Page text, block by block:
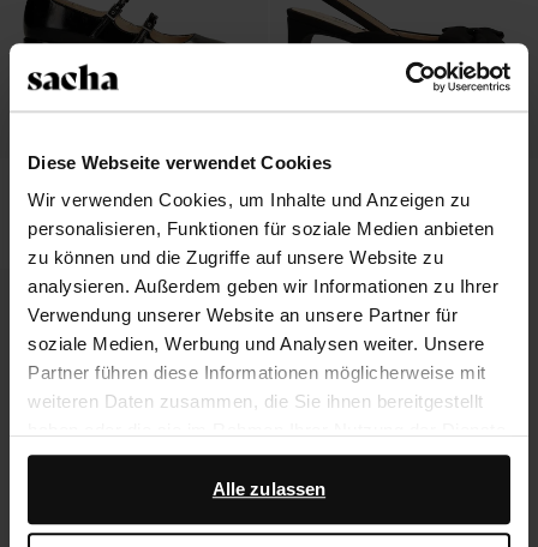
Diese Webseite verwendet Cookies
Wir verwenden Cookies, um Inhalte und Anzeigen zu
personalisieren, Funktionen für soziale Medien anbieten
zu können und die Zugriffe auf unsere Website zu
analysieren. Außerdem geben wir Informationen zu Ihrer
Verwendung unserer Website an unsere Partner für
soziale Medien, Werbung und Analysen weiter. Unsere
Partner führen diese Informationen möglicherweise mit
weiteren Daten zusammen, die Sie ihnen bereitgestellt
gesammelt haben.
Darüber hinaus arbeiten wir mit Google zu Werbe- und
Alle zulassen
Schwarze Mary Jane's aus Lack
83.00
33.20
Schwarze Slingbackpumps mit
Schleife
83.00
33.20
- 60%